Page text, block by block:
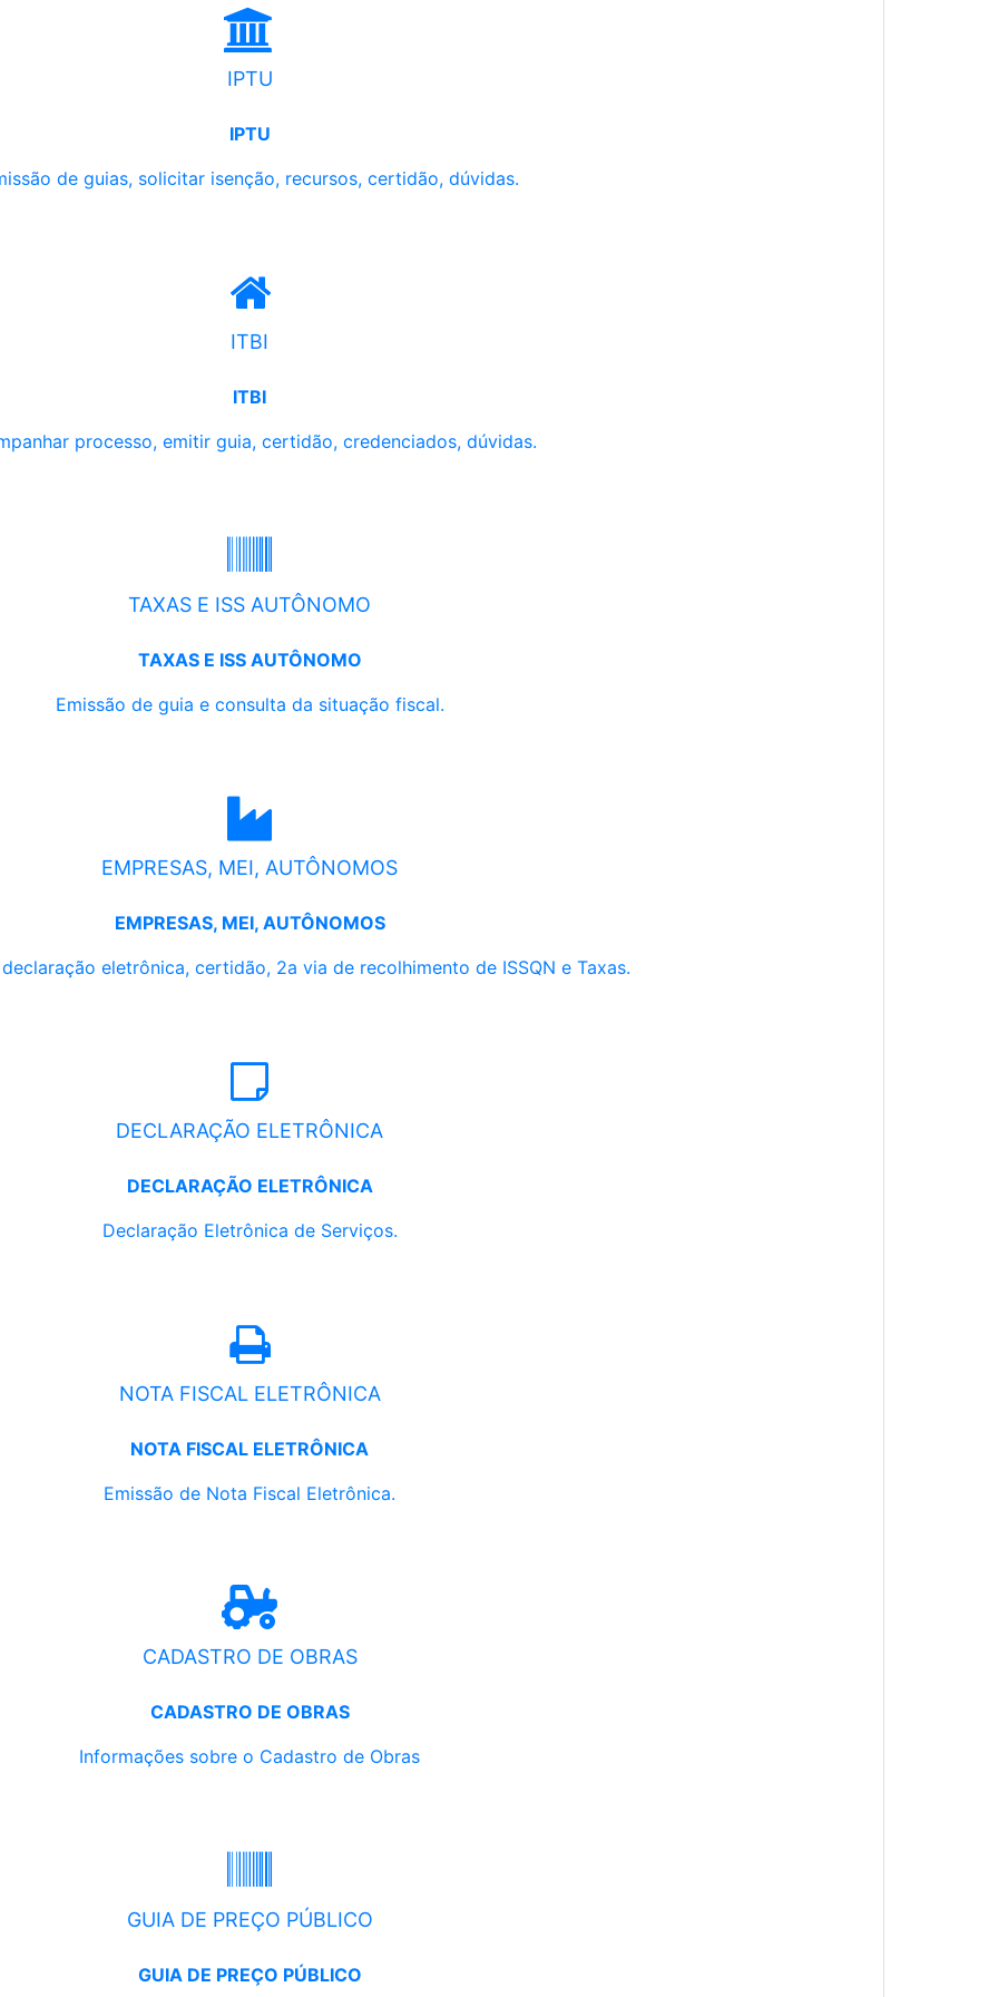
IPTU
IPTU
de guias, solicitar isenção, recursos, certidão, dúvidas.
ITBI
ITBI
processo, emitir guia, certidão, credenciados, dúvidas.
TAXAS E ISS AUTÔNOMO
TAXAS E ISS AUTÔNOMO
Emissão de guia e consulta da situação fiscal.
EMPRESAS, MEI, AUTÔNOMOS
EMPRESAS, MEI, AUTÔNOMOS
eletrônica, certidão, 2a via de recolhimento de ISSQN e Taxas.
DECLARAÇÃO ELETRÔNICA
DECLARAÇÃO ELETRÔNICA
Declaração Eletrônica de Serviços.
NOTA FISCAL ELETRÔNICA
NOTA FISCAL ELETRÔNICA
Emissão de Nota Fiscal Eletrônica.
CADASTRO DE OBRAS
CADASTRO DE OBRAS
Informações sobre o Cadastro de Obras
GUIA DE PREÇO PÚBLICO
GUIA DE PREÇO PÚBLICO